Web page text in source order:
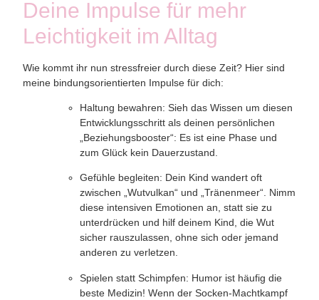
Deine Impulse für mehr
Leichtigkeit im Alltag
Wie kommt ihr nun stressfreier durch diese Zeit? Hier sind
meine bindungsorientierten Impulse für dich:
Haltung bewahren: Sieh das Wissen um diesen
Entwicklungsschritt als deinen persönlichen
„Beziehungsbooster“: Es ist eine Phase und
zum Glück kein Dauerzustand.
Gefühle begleiten: Dein Kind wandert oft
zwischen „Wutvulkan“ und „Tränenmeer“. Nimm
diese intensiven Emotionen an, statt sie zu
unterdrücken und hilf deinem Kind, die Wut
sicher rauszulassen, ohne sich oder jemand
anderen zu verletzen.
Spielen statt Schimpfen: Humor ist häufig die
beste Medizin! Wenn der Socken-Machtkampf